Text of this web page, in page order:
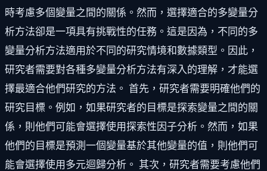
時考慮多個變量之間的關係。然而，選擇適合的多變量分
析方法卻是一項具有挑戰性的任務。這是因為，不同的多
變量分析方法適用於不同的研究情境和數據類型。因此，
研究者需要對各種多變量分析方法有深入的理解，才能選
擇最適合他們研究的方法。 首先，研究者需要明確他們的
研究目標。例如，如果研究者的目標是探索變量之間的關
係，則他們可能會選擇使用探索性因子分析。然而，如果
他們的目標是預測一個變量基於其他變量的值，則他們可
能會選擇使用多元迴歸分析。 其次，研究者需要考慮他們